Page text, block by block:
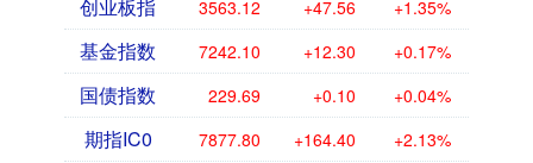
创业板指 3563.12 +47.56 +1.35%
基金指数 7242.10 +12.30 +0.17%
国债指数 229.69 +0.10 +0.04%
期指IC0 7877.80 +164.40 +2.13%